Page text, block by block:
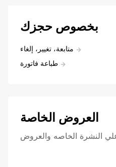
بخصوص حجزك
متابعة، تغيير، إلغاء
طباعة فاتورة
العروض الخاصة
النشرة الخاصه والعروض